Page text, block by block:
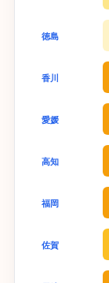
徳島
香川
愛媛
高知
福岡
佐賀